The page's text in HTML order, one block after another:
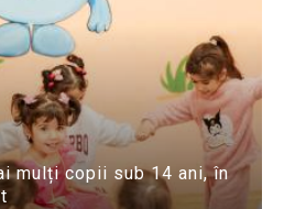
mulți copii sub 14 ani, în